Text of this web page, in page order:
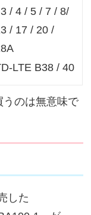
/ 4 / 5 / 7 / 8/
/ 17 / 20 /
LTE B38 / 40
うのは無意味で
した